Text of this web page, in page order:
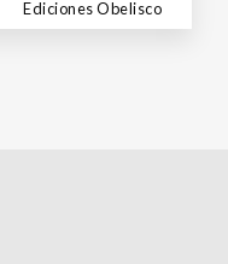
Ediciones Obelisco